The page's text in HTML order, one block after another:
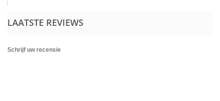
LAATSTE REVIEWS
Schrijf uw recensie